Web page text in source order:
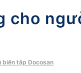
cho
biên tập Docosan